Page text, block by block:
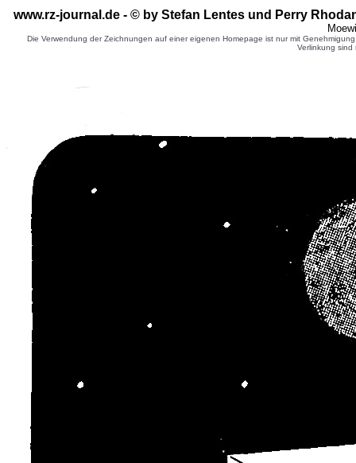
www.rz-journal.de - © by Stefan Lentes und Perry
Die Verwendung der Zeichnungen auf einer eigenen Homepage ist nur mit
Verlinkung sind